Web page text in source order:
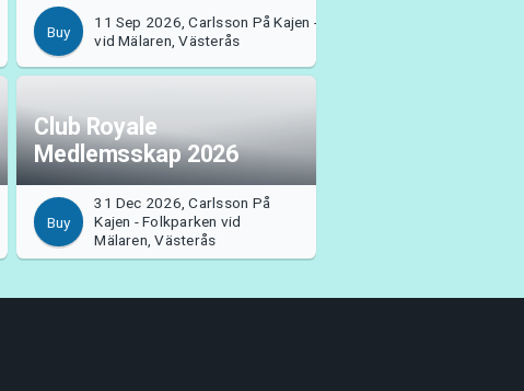
Buy
11 Sep 2026, Carlsson På Kajen - Folkparken
vid Mälaren, Västerås
Club Royale
Medlemsskap 2026
Buy
31 Dec 2026, Carlsson På
Kajen - Folkparken vid
Mälaren, Västerås